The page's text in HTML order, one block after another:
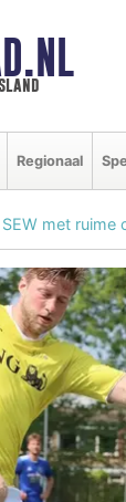
Regionaal
met ruime